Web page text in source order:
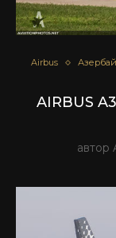
Airbus
AIRBUS
автор